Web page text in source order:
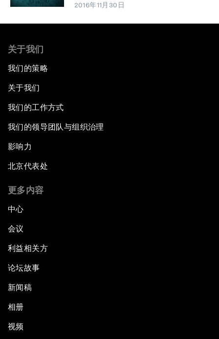
2016年11月30日
关于我们
我们的策略
关于我们
我们的工作方式
我们的领导团队与组织治理
影响力
北京代表处
更多内容
中心
会议
利益相关方
论坛故事
新闻稿
相册
视频